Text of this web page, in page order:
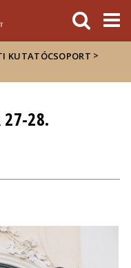
KUTATÓCSOPORT >
27-28.